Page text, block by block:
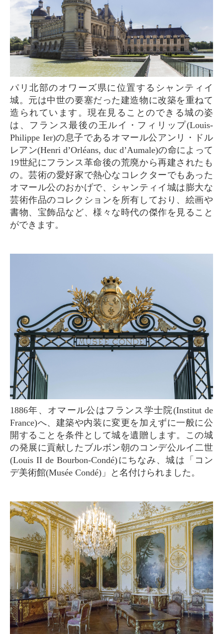
パリ北部のオワーズ県に位置するシャンティイ
城。元は中世の要塞だった建造物に改築を重ねて
造られています。現在見ることのできる城の姿
は、フランス最後の王ルイ・フィリップ(Louis-
Philippe Ier)の息子であるオマール公アンリ・ドル
レアン(Henri d’Orléans, duc d’Aumale)の命によって
19世紀にフランス革命後の荒廃から再建されたも
の。芸術の愛好家で熱心なコレクターでもあった
オマール公のおかげで、シャンティイ城は膨大な
芸術作品のコレクションを所有しており、絵画や
書物、宝飾品など、様々な時代の傑作を見ること
ができます。
1886年、オマール公はフランス学士院(Institut de
France)へ、建築や内装に変更を加えずに一般に公
開することを条件として城を遺贈します。この城
の発展に貢献したブルボン朝のコンデ公ルイ二世
(Louis II de Bourbon-Condé)にちなみ、城は「コン
デ美術館(Musée Condé)」と名付けられました。